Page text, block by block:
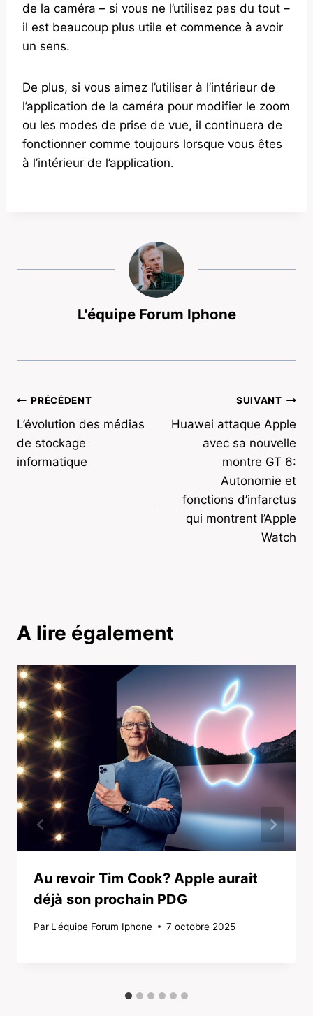
de la caméra – si vous ne l’utilisez pas du tout –
il est beaucoup plus utile et commence à avoir
un sens.
De plus, si vous aimez l’utiliser à l’intérieur de
l’application de la caméra pour modifier le zoom
ou les modes de prise de vue, il continuera de
fonctionner comme toujours lorsque vous êtes
à l’intérieur de l’application.
L'équipe Forum Iphone
Navigation
de
l’article
PRÉCÉDENT
L’évolution des médias
de stockage
informatique
SUIVANT
Huawei attaque Apple
avec sa nouvelle
montre GT 6:
Autonomie et
fonctions d’infarctus
qui montrent l’Apple
Watch
A lire également
Au revoir Tim Cook? Apple aurait
déjà son prochain PDG
Par L'équipe Forum Iphone 7 octobre 2025